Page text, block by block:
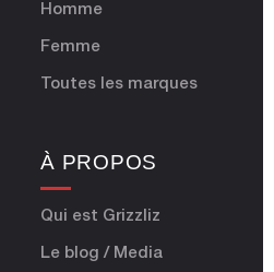
Homme
Femme
Toutes les marques
À PROPOS
Qui est Grizzliz
Le blog / Media